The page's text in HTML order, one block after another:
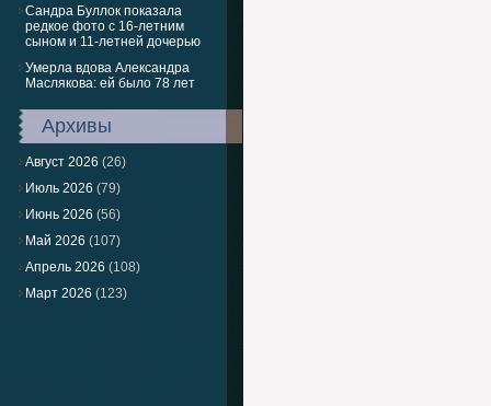
Сандра Буллок показала
редкое фото с 16-летним
сыном и 11-летней дочерью
Умерла вдова Александра
Маслякова: ей было 78 лет
Архивы
Август 2026 (26)
Июль 2026 (79)
Июнь 2026 (56)
Май 2026 (107)
Апрель 2026 (108)
Март 2026 (123)